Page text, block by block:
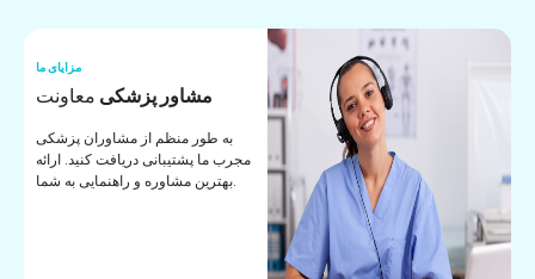
مزایای ما
مشاور پزشکی معاونت
به طور منظم از مشاوران پزشکی
مجرب ما پشتیبانی دریافت کنید. ارائه
بهترین مشاوره و راهنمایی به شما.